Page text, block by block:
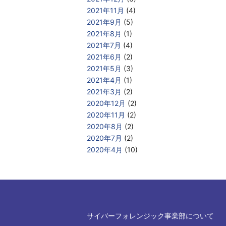
2021年11月 (4)
2021年9月 (5)
2021年8月 (1)
2021年7月 (4)
2021年6月 (2)
2021年5月 (3)
2021年4月 (1)
2021年3月 (2)
2020年12月 (2)
2020年11月 (2)
2020年8月 (2)
2020年7月 (2)
2020年4月 (10)
サイバーフォレンジック事業部について